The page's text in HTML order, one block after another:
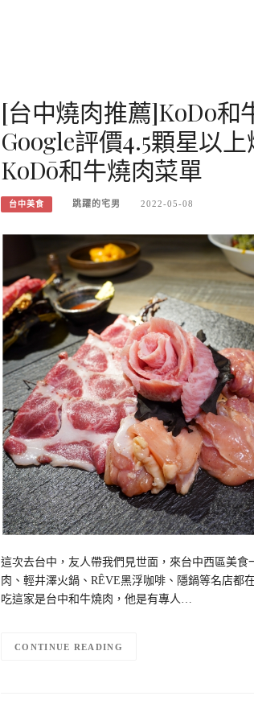
[台中燒肉推薦]KoDo
Google評價4.5顆星以
KoDō和牛燒肉菜單
台中美食 跳躍的宅男 2022-05-08
這次去台中，友人帶我們見世面，來台中西區美
肉、輕井澤火鍋、RÊVE黑浮咖啡、隱鍋等名店都
吃這家是台中和牛燒肉，他是有專人…
CONTINUE READING